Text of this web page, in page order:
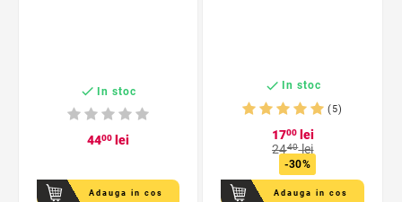
 In stoc
4400lei
Adauga in cos
 In stoc
(5)
1700lei
2440lei
-30%
Adauga in cos